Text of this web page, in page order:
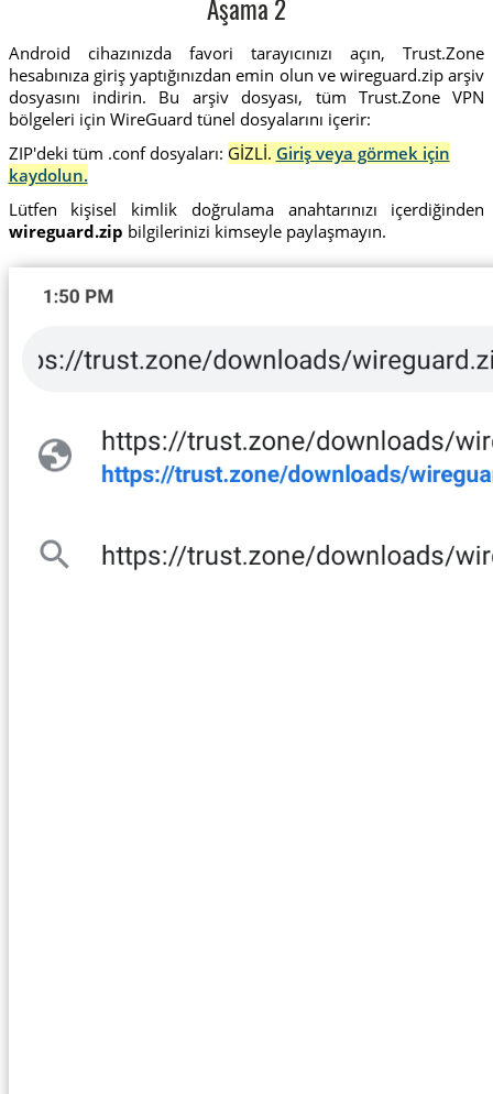
Aşama 2
Android cihazınızda favori tarayıcınızı açın, Trust.Zone
hesabınıza giriş yaptığınızdan emin olun ve wireguard.zip arşiv
dosyasını indirin. Bu arşiv dosyası, tüm Trust.Zone VPN
bölgeleri için WireGuard tünel dosyalarını içerir:
ZIP'deki tüm .conf dosyaları: GİZLİ. Giriş veya görmek için
kaydolun.
Lütfen kişisel kimlik doğrulama anahtarınızı içerdiğinden
wireguard.zip bilgilerinizi kimseyle paylaşmayın.